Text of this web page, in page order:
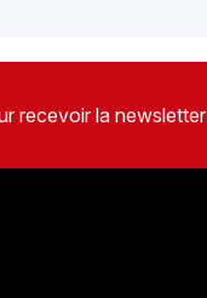
recevoir la newsletter